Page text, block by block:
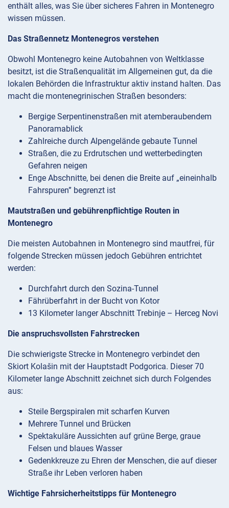
enthält alles, was Sie über sicheres Fahren in Montenegro
wissen müssen.
Das Straßennetz Montenegros verstehen
Obwohl Montenegro keine Autobahnen von Weltklasse
besitzt, ist die Straßenqualität im Allgemeinen gut, da die
lokalen Behörden die Infrastruktur aktiv instand halten. Das
macht die montenegrinischen Straßen besonders:
Bergige Serpentinenstraßen mit atemberaubendem
Panoramablick
Zahlreiche durch Alpengelände gebaute Tunnel
Straßen, die zu Erdrutschen und wetterbedingten
Gefahren neigen
Enge Abschnitte, bei denen die Breite auf „eineinhalb
Fahrspuren” begrenzt ist
Mautstraßen und gebührenpflichtige Routen in
Montenegro
Die meisten Autobahnen in Montenegro sind mautfrei, für
folgende Strecken müssen jedoch Gebühren entrichtet
werden:
Durchfahrt durch den Sozina-Tunnel
Fährüberfahrt in der Bucht von Kotor
13 Kilometer langer Abschnitt Trebinje – Herceg Novi
Die anspruchsvollsten Fahrstrecken
Die schwierigste Strecke in Montenegro verbindet den
Skiort Kolašin mit der Hauptstadt Podgorica. Dieser 70
Kilometer lange Abschnitt zeichnet sich durch Folgendes
aus:
Steile Bergspiralen mit scharfen Kurven
Mehrere Tunnel und Brücken
Spektakuläre Aussichten auf grüne Berge, graue
Felsen und blaues Wasser
Gedenkkreuze zu Ehren der Menschen, die auf dieser
Straße ihr Leben verloren haben
Wichtige Fahrsicherheitstipps für Montenegro